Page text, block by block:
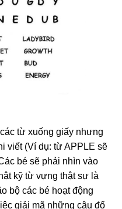
từ xuống giấy nhưng
viết (Ví dụ: từ APPLE sẽ
bé sẽ phải nhìn vào
kỹ từ vựng thật sự là
bộ các bé hoạt động
giải mã những câu đố